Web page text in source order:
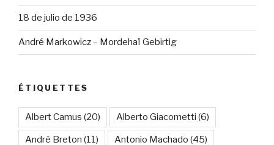
18 de julio de 1936
André Markowicz – Mordehaï Gebirtig
ÉTIQUETTES
Albert Camus (20) Alberto Giacometti (6)
André Breton (11) Antonio Machado (45)